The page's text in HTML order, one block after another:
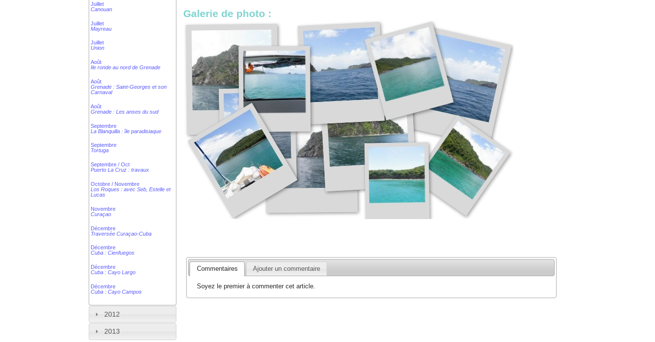
Juillet
Canouan
Juillet
Mayreau
Juillet
Union
Août
Ile ronde au nord de Grenade
Août
Grenade : Saint-Georges et son
Carnaval
Août
Grenade : Les anses du sud
Septembre
La Blanquilla : île paradisiaque
Septembre
Tortuga
Septembre / Oct
Puerto La Cruz : travaux
Octobre / Novembre
Los Roques : avec Seb, Estelle et
Lucas
Novembre
Curaçao
Décembre
Traversée Curaçao-Cuba
Décembre
Cuba : Cienfuegos
Décembre
Cuba : Cayo Largo
Décembre
Cuba : Cayo Campos
2012
2013
Galerie de photo :
Commentaires Ajouter un commentaire
Soyez le premier à commenter cet article.